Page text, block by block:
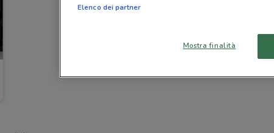
Elenco dei partner
Mostra finalità